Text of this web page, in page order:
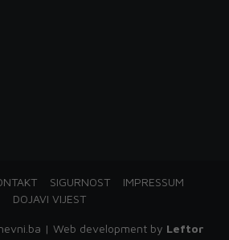
SIGURNOST
IMPRESSUM
DOJAVI VIJEST
| Web development by Leftor